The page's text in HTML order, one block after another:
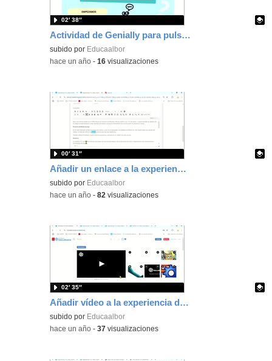
Actividad de Genially para pulsador con Screen Scanner
Contenido educativo.
subido por Educaalbor
02′ 38″
-hace un año -16 visualizaciones
Añadir un enlace a la experiencia de ALBOR
Contenido educativo.
subido por Educaalbor
00′ 31″
-hace un año -82 visualizaciones
Añadir vídeo a la experiencia de ALBOR
Contenido educativo.
subido por Educaalbor
02′ 35″
-hace un año -37 visualizaciones